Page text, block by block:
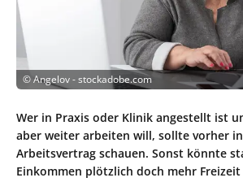
©Angelov - stockadobe.com
Wer in Praxis oder Klinik angestellt ist
aber weiter arbeiten will, sollte vorher
Arbeitsvertrag schauen. Sonst könnte
Einkommen plötzlich doch mehr Freizeit